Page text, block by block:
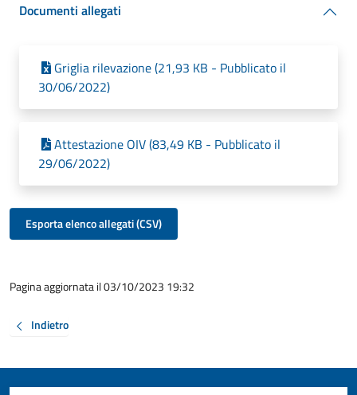
Documenti allegati
Griglia rilevazione (21,93 KB - Pubblicato il
30/06/2022)
Attestazione OIV (83,49 KB - Pubblicato il
29/06/2022)
Esporta elenco allegati (CSV)
Pagina aggiornata il 03/10/2023 19:32
Indietro